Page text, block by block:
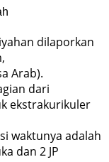
dilaporkan
Arab).
dari
ekstrakurikuler
waktunya adalah
dan 2 JP